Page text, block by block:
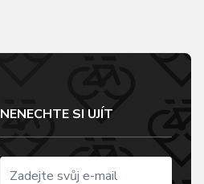
NENECHTE SI UJÍT